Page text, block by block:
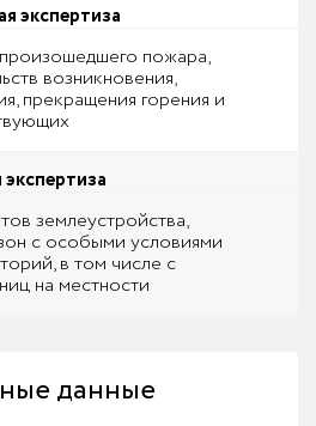
экспертиза
пожара,
возникновения,
прекращения горения и
землеустройства,
с особыми условиями
в том числе с
на местности
данные